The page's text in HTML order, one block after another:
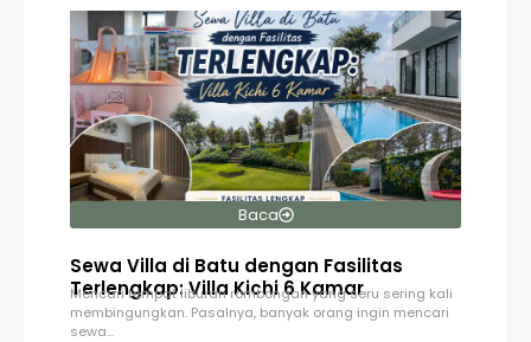
Baca
Sewa Villa di Batu dengan Fasilitas
Terlengkap: Villa Kichi 6 Kamar
Mencari tempat liburan rombongan yang seru sering kali
membingungkan. Pasalnya, banyak orang ingin mencari
sewa…